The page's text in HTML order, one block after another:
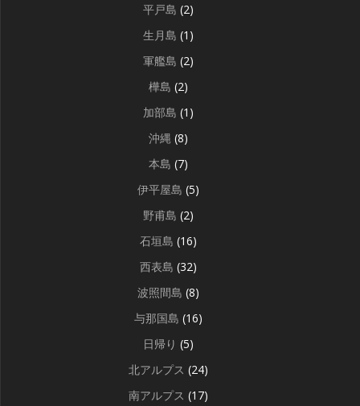
平戸島 (2)
生月島 (1)
軍艦島 (2)
樺島 (2)
加部島 (1)
沖縄 (8)
本島 (7)
伊平屋島 (5)
野甫島 (2)
石垣島 (16)
西表島 (32)
波照間島 (8)
与那国島 (16)
日帰り (5)
北アルプス (24)
南アルプス (17)